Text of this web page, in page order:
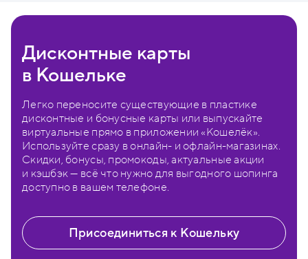
Дисконтные карты
в Кошельке
Легко переносите существующие в пластике
дисконтные и бонусные карты или выпускайте
виртуальные прямо в приложении «Кошелёк».
Используйте сразу в онлайн- и офлайн-магазинах.
Скидки, бонусы, промокоды, актуальные акции
и кэшбэк — всё что нужно для выгодного шопинга
доступно в вашем телефоне.
Присоединиться к Кошельку